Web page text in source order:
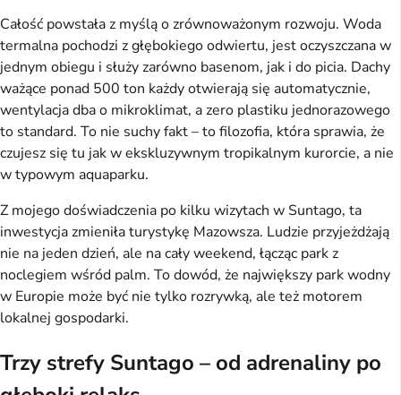
Całość powstała z myślą o zrównoważonym rozwoju. Woda
termalna pochodzi z głębokiego odwiertu, jest oczyszczana w
jednym obiegu i służy zarówno basenom, jak i do picia. Dachy
ważące ponad 500 ton każdy otwierają się automatycznie,
wentylacja dba o mikroklimat, a zero plastiku jednorazowego
to standard. To nie suchy fakt – to filozofia, która sprawia, że
czujesz się tu jak w ekskluzywnym tropikalnym kurorcie, a nie
w typowym aquaparku.
Z mojego doświadczenia po kilku wizytach w Suntago, ta
inwestycja zmieniła turystykę Mazowsza. Ludzie przyjeżdżają
nie na jeden dzień, ale na cały weekend, łącząc park z
noclegiem wśród palm. To dowód, że największy park wodny
w Europie może być nie tylko rozrywką, ale też motorem
lokalnej gospodarki.
Trzy strefy Suntago – od adrenaliny po